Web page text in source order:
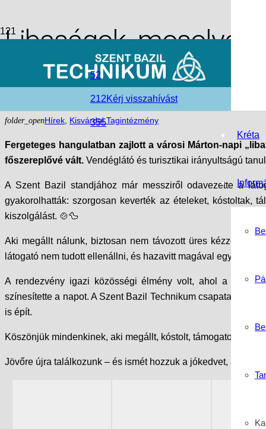
Kréta
52
212
355
Kérj visszahívást
Libaságok,
Kisvárdai Szent Bazil
folder_openHírek Kisvárdai Tagintézmény
Fergeteges hangulatban zajlott a városi Márton-napi
főszereplővé vált. Vendéglátó és turisztikai irányultságú
A Szent Bazil standjához már messziről odavezette a
gyakorolhatták: szorgosan keverték az ételeket, kóstoltak,
kiszolgálást. 🍲🦆
Aki megállt nálunk, biztosan nem távozott üres kézzel:
látogató nem tudott ellenállni, és hazavitt magával egy-egy
A rendezvény igazi közösségi élmény volt, ahol a
színesítette a napot. A Szent Bazil Technikum csapata ismét
is épít.
Köszönjük mindenkinek, aki megállt, kóstolt, támogatott vagy
Jövőre újra találkozunk – és ismét hozzuk a jókedvet, a